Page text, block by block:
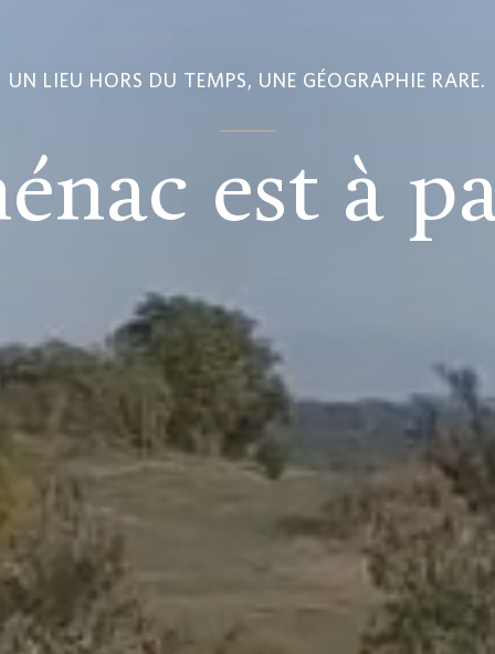
UN LIEU HORS DU TEMPS, UNE GÉOGRAPHIE RARE.
est à
DATE DE NAISSANCE